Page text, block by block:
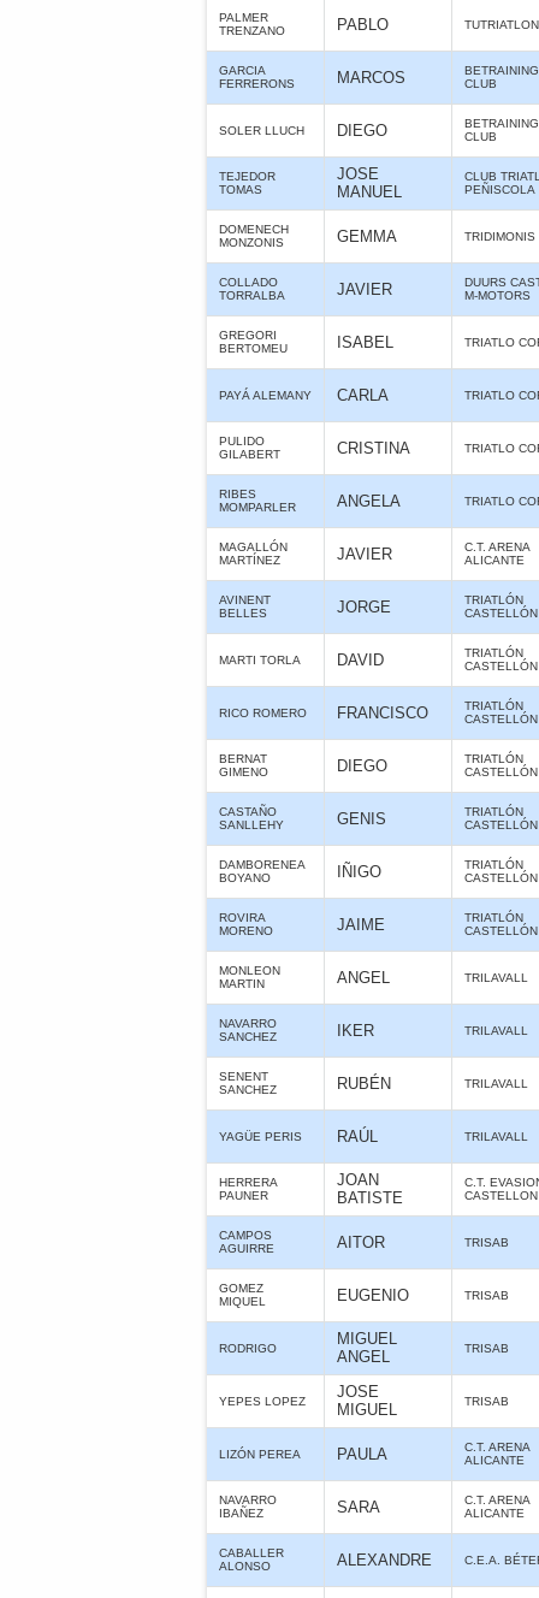
PALMER
TRENZANO
PABLO
GARCIA
FERRERONS
MARCOS
CLUB
SOLER LLUCH DIEGO
CLUB
TEJEDOR
TOMAS
JOSE
MANUEL
CLUB
PEÑISCOLA
DOMENECH
MONZONIS
GEMMA TRIDIMONIS
COLLADO
TORRALBA
JAVIER
DUURS
M-MOTORS
GREGORI
BERTOMEU
ISABEL TRIATLO
PAYÁ ALEMANY CARLA TRIATLO
PULIDO
GILABERT
CRISTINA TRIATLO
RIBES
MOMPARLER
ANGELA TRIATLO
MAGALLÓN
MARTÍNEZ
JAVIER
C.T. ARENA
ALICANTE
AVINENT
BELLES
JORGE
TRIATLÓN
CASTELLÓN
MARTI TORLA DAVID
TRIATLÓN
CASTELLÓN
RICO ROMERO FRANCISCO
TRIATLÓN
CASTELLÓN
BERNAT
GIMENO
DIEGO
TRIATLÓN
CASTELLÓN
CASTAÑO
SANLLEHY
GENIS
TRIATLÓN
CASTELLÓN
DAMBORENEA
BOYANO
IÑIGO
TRIATLÓN
CASTELLÓN
ROVIRA
MORENO
JAIME
TRIATLÓN
CASTELLÓN
MONLEON
MARTIN
ANGEL TRILAVALL
NAVARRO
SANCHEZ
IKER TRILAVALL
SENENT
SANCHEZ
RUBÉN TRILAVALL
YAGÜE PERIS RAÚL TRILAVALL
HERRERA
PAUNER
JOAN
BATISTE
C.T.
CASTELLON
CAMPOS
AGUIRRE
AITOR TRISAB
GOMEZ
MIQUEL
EUGENIO TRISAB
RODRIGO
MIGUEL
ANGEL
TRISAB
YEPES LOPEZ
JOSE
MIGUEL
TRISAB
LIZÓN PEREA PAULA
C.T. ARENA
ALICANTE
NAVARRO
IBAÑEZ
SARA
C.T. ARENA
ALICANTE
CABALLER
ALONSO
ALEXANDRE C.E.A.